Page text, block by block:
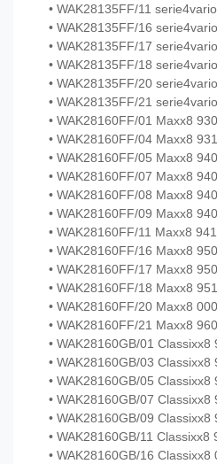
• WAK28135FF/11
• WAK28135FF/16
• WAK28135FF/17
• WAK28135FF/18
• WAK28135FF/20
• WAK28135FF/21
• WAK28160FF/01 Maxx8
• WAK28160FF/04 Maxx8
• WAK28160FF/05 Maxx8
• WAK28160FF/07 Maxx8
• WAK28160FF/08 Maxx8
• WAK28160FF/09 Maxx8
• WAK28160FF/11 Maxx8
• WAK28160FF/16 Maxx8
• WAK28160FF/17 Maxx8
• WAK28160FF/18 Maxx8
• WAK28160FF/20 Maxx8
• WAK28160FF/21 Maxx8
• WAK28160GB/01 Classixx8
• WAK28160GB/03 Classixx8
• WAK28160GB/05 Classixx8
• WAK28160GB/07 Classixx8
• WAK28160GB/09 Classixx8
• WAK28160GB/11 Classixx8
• WAK28160GB/16 Classixx8